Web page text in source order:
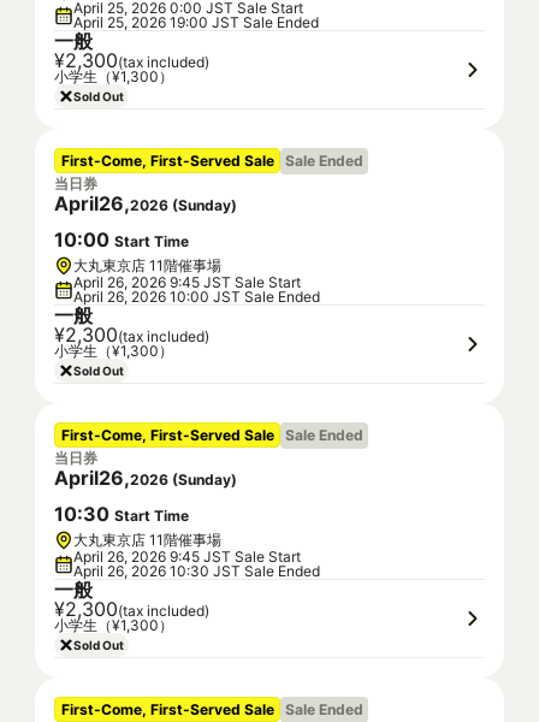
April 25, 2026 0:00 JST Sale Start
April 25, 2026 19:00 JST Sale Ended
一般
¥2,300(tax included)
小学生（¥1,300）
Sold Out
First-Come, First-Served Sale Sale Ended
当日券
April26,2026 (Sunday)
10:00 Start Time
大丸東京店 11階催事場
April 26, 2026 9:45 JST Sale Start
April 26, 2026 10:00 JST Sale Ended
一般
¥2,300(tax included)
小学生（¥1,300）
Sold Out
First-Come, First-Served Sale Sale Ended
当日券
April26,2026 (Sunday)
10:30 Start Time
大丸東京店 11階催事場
April 26, 2026 9:45 JST Sale Start
April 26, 2026 10:30 JST Sale Ended
一般
¥2,300(tax included)
小学生（¥1,300）
Sold Out
First-Come, First-Served Sale Sale Ended